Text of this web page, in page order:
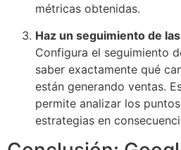
métricas obtenidas.
Haz un seguimiento de
Configura el seguimiento
saber exactamente qué
están generando ventas.
permite analizar los
estrategias en